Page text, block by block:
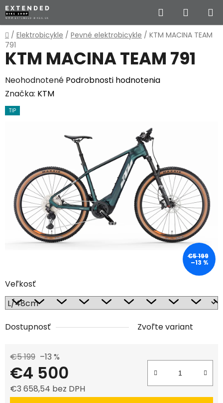
Prejsť
na
obsah
Hľadať
KOŠÍK
Domov
/ Elektrobicykle / Pevné elektrobicykle / KTM MACINA TEAM
791
Veľkosť
Dostupnosť Zvoľte variant
€5 199 –13 %
€4 500
€3 658,54 bez DPH
KTM MACINA TEAM 791
Priemerné
hodnotenie
produktu
hviezdičiek.
Neohodnotené Podrobnosti hodnotenia
Značka: KTM
TIP
€5 199
–13 %